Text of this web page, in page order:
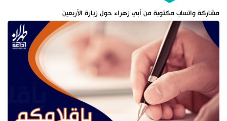
مشاركة واتساب مكتوبة من أبي زهراء حول زيارة الأربعين